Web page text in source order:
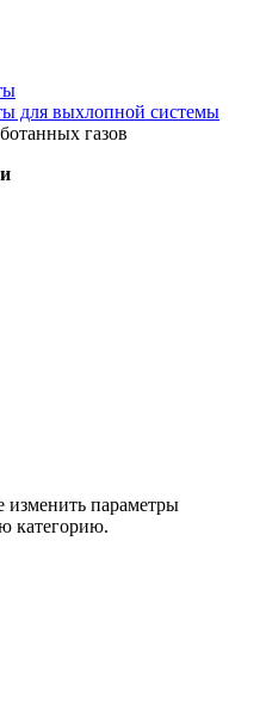
для выхлопной системы
газов
изменить параметры
категорию.